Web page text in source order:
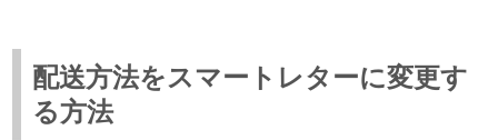
配送方法をスマートレターに変更す
る方法